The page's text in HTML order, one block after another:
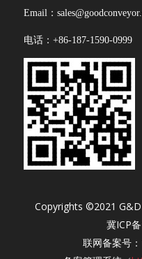
Email：
电话：+86-187-1590-0999
Copyrights ©2021
冀ICP
联网备案号